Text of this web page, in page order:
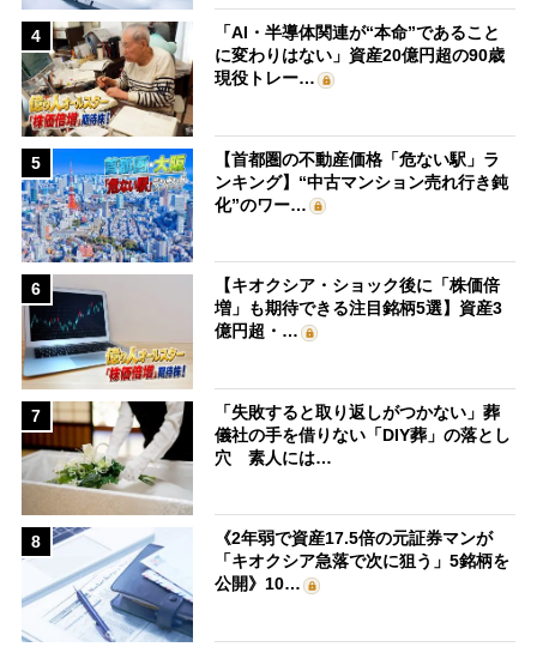
4
「AI・半導体関連が“本命”であること
に変わりはない」資産20億円超の90歳
現役トレー…
5
【首都圏の不動産価格「危ない駅」ラ
ンキング】“中古マンション売れ行き鈍
化”のワー…
6
【キオクシア・ショック後に「株価倍
増」も期待できる注目銘柄5選】資産3
億円超・…
7
「失敗すると取り返しがつかない」葬
儀社の手を借りない「DIY葬」の落とし
穴 素人には…
8
《2年弱で資産17.5倍の元証券マンが
「キオクシア急落で次に狙う」5銘柄を
公開》10…